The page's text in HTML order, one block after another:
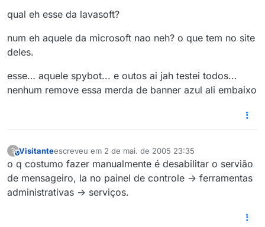
qual eh esse da lavasoft?
num eh aquele da microsoft nao neh? o que tem no site
deles.
esse… aquele spybot... e outos ai jah testei todos...
nenhum remove essa merda de banner azul ali embaixo
?This user is from outside of this forum
Visitanteescreveu em 2 de mai. de 2005 23:35
última edição por
o q costumo fazer manualmente é desabilitar o servião
de mensageiro, la no painel de controle -> ferramentas
administrativas -> serviços.